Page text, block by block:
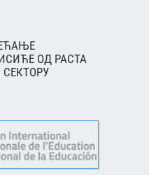
ОД РАСТА